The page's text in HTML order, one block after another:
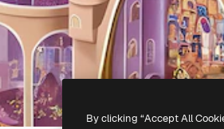
By clicking “Accept All